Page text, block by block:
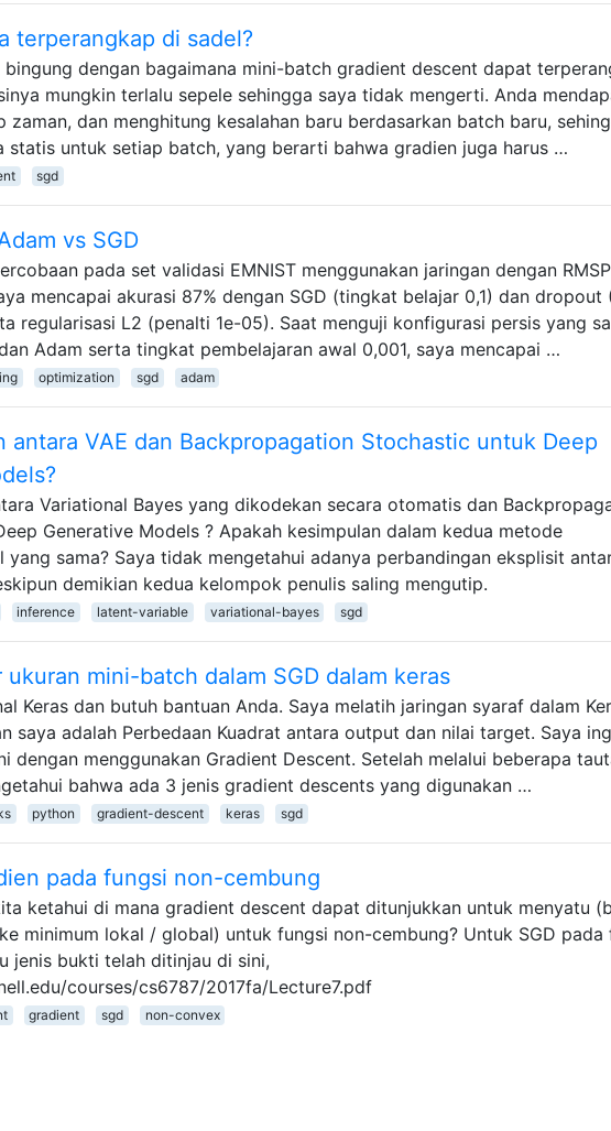
terperangkap di sadel?
bingung dengan bagaimana mini-batch gradient descent dapat
mungkin terlalu sepele sehingga saya tidak mengerti. Anda
zaman, dan menghitung kesalahan baru berdasarkan batch baru,
statis untuk setiap batch, yang berarti bahwa gradien juga harus …
sgd
vs SGD
pada set validasi EMNIST menggunakan jaringan dengan
mencapai akurasi 87% dengan SGD (tingkat belajar 0,1) dan dropout
regularisasi L2 (penalti 1e-05). Saat menguji konfigurasi persis yang
Adam serta tingkat pembelajaran awal 0,001, saya mencapai …
optimization sgd adam
antara VAE dan Backpropagation Stochastic untuk Deep
Variational Bayes yang dikodekan secara otomatis dan
Generative Models ? Apakah kesimpulan dalam kedua metode
yang sama? Saya tidak mengetahui adanya perbandingan eksplisit
demikian kedua kelompok penulis saling mengutip.
inference latent-variable variational-bayes sgd
ukuran mini-batch dalam SGD dalam keras
Keras dan butuh bantuan Anda. Saya melatih jaringan syaraf dalam
saya adalah Perbedaan Kuadrat antara output dan nilai target. Saya
dengan menggunakan Gradient Descent. Setelah melalui beberapa
bahwa ada 3 jenis gradient descents yang digunakan …
python gradient-descent keras sgd
pada fungsi non-cembung
ketahui di mana gradient descent dapat ditunjukkan untuk menyatu
minimum lokal / global) untuk fungsi non-cembung? Untuk SGD pada
jenis bukti telah ditinjau di sini,
courses/cs6787/2017fa/Lecture7.pdf
gradient sgd non-convex